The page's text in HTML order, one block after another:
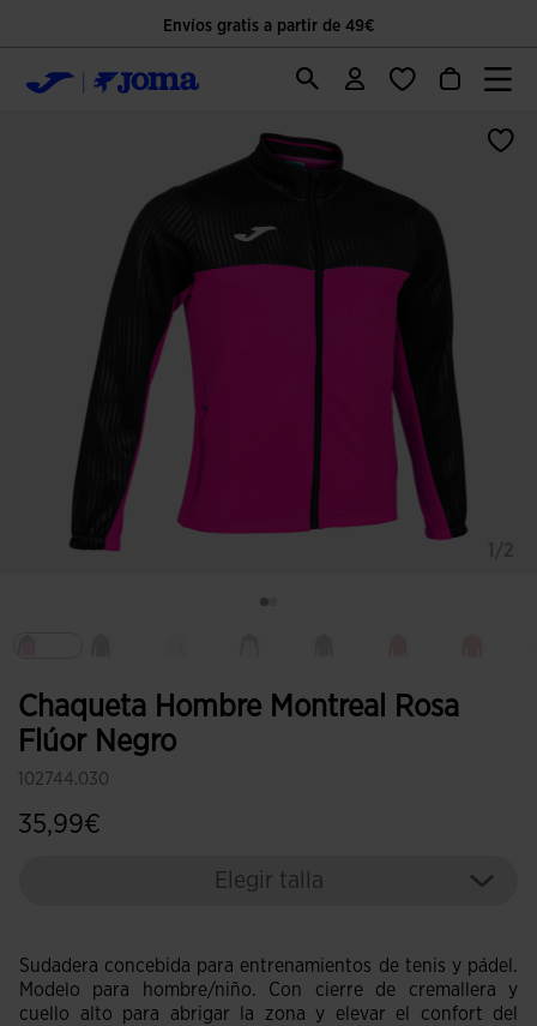
Envíos gratis a partir de 49€
Chaqueta Hombre Montreal Rosa
Flúor Negro
102744.030
35,99€
Elegir talla
Sudadera concebida para entrenamientos de tenis y pádel.
Modelo para hombre/niño. Con cierre de cremallera y
cuello alto para abrigar la zona y elevar el confort del